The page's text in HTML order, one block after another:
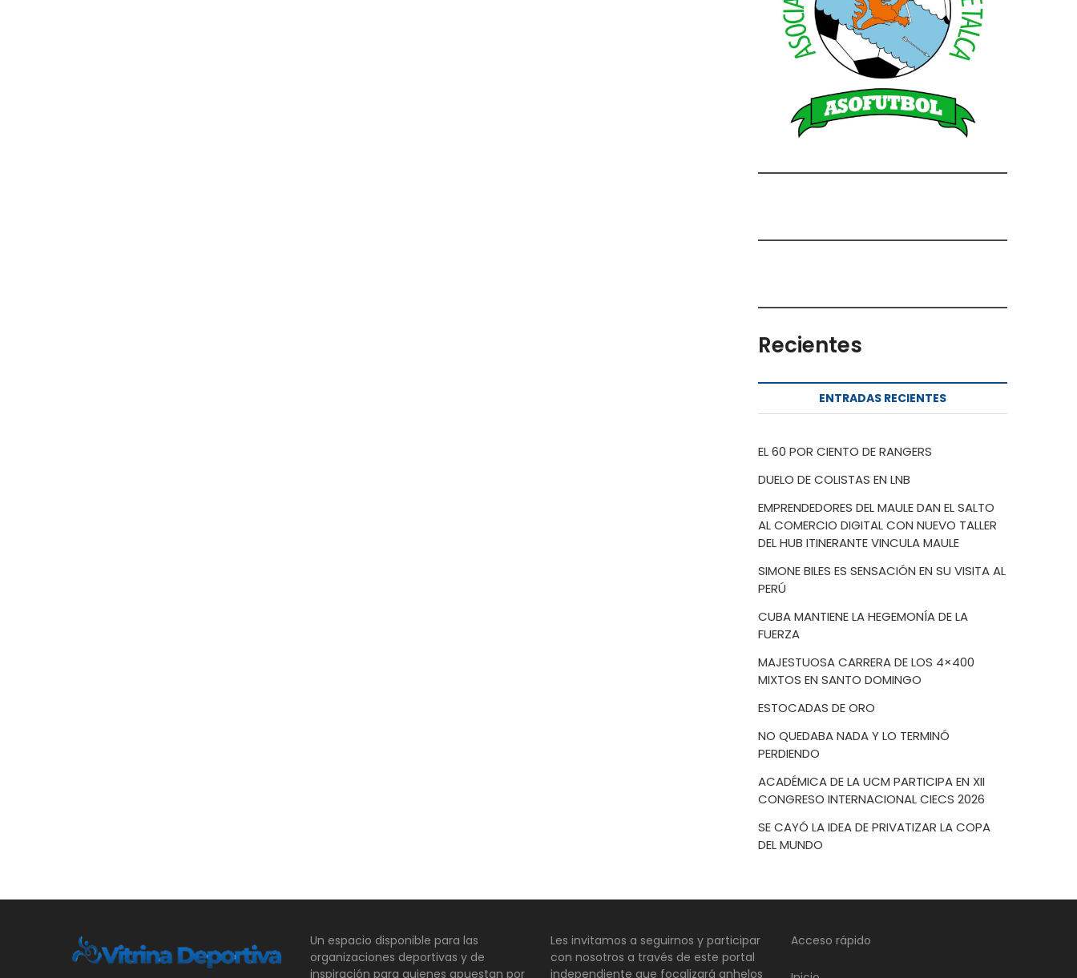
Recientes
ENTRADAS RECIENTES
EL 60 POR CIENTO DE RANGERS
DUELO DE COLISTAS EN LNB
EMPRENDEDORES DEL MAULE DAN EL SALTO
AL COMERCIO DIGITAL CON NUEVO TALLER
DEL HUB ITINERANTE VINCULA MAULE
SIMONE BILES ES SENSACIÓN EN SU VISITA AL
PERÚ
CUBA MANTIENE LA HEGEMONÍA DE LA
FUERZA
MAJESTUOSA CARRERA DE LOS 4×400
MIXTOS EN SANTO DOMINGO
ESTOCADAS DE ORO
NO QUEDABA NADA Y LO TERMINÓ
PERDIENDO
ACADÉMICA DE LA UCM PARTICIPA EN XII
CONGRESO INTERNACIONAL CIECS 2026
SE CAYÓ LA IDEA DE PRIVATIZAR LA COPA
DEL MUNDO
Un espacio disponible para las
organizaciones deportivas y de
inspiración para quienes apuestan por
Les invitamos a seguirnos y participar
con nosotros a través de este portal
independiente que focalizará anhelos
Acceso rápido